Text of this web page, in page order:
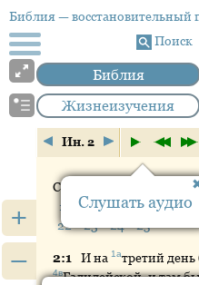
Библия— восстановительный
Поиск
Библия
Жизнеизучения
+
–
Ин. 2
Стих:
11
12 13 14 15 16
22
23 24 25
2:1 Ина1атретий
4вГалилейской, и там
Слушать аудио